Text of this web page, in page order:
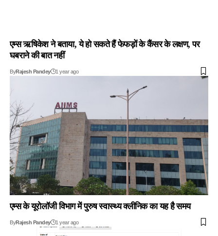
एम्स ऋषिकेश ने बताया, ये हो सकते हैं फेफड़ों के कैंसर के लक्षण, पर
घबराने की बात नहीं
ByRajesh Pandey 1 year ago
एम्स के यूरोलॉजी विभाग में पुरुष स्वास्थ्य क्लीनिक का यह है समय
ByRajesh Pandey 1 year ago